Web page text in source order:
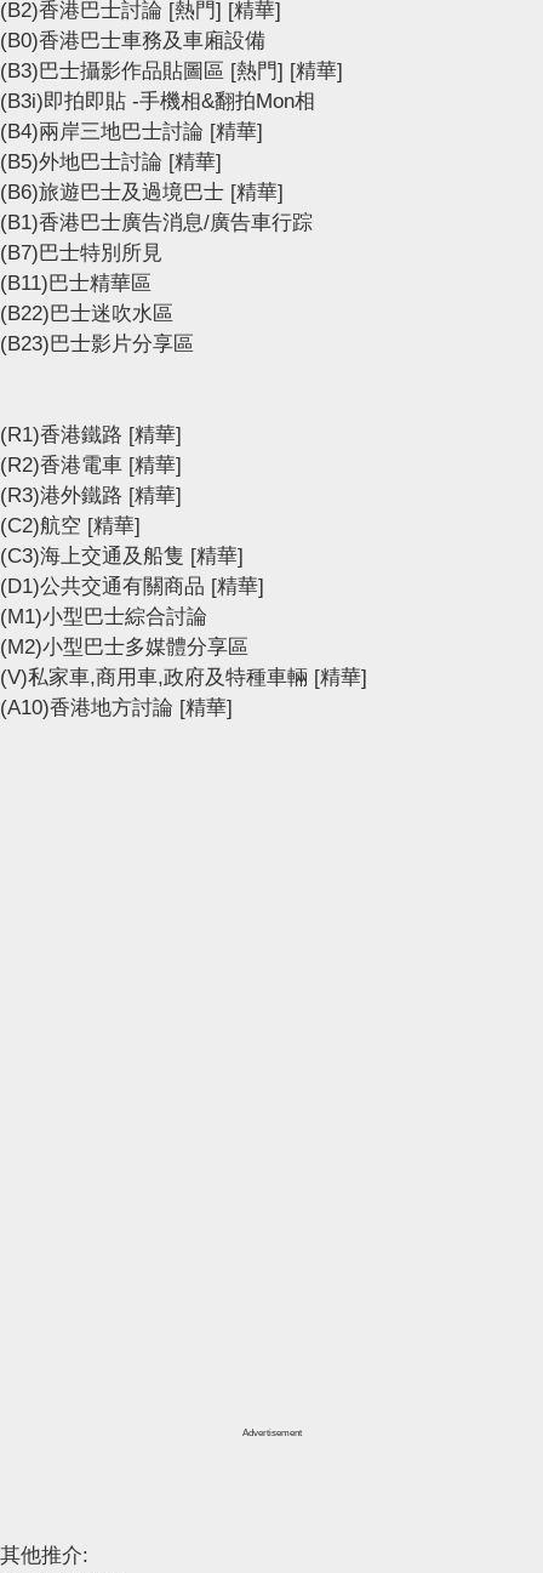
(B2)香港巴士討論 [熱門] [精華]
(B0)香港巴士車務及車廂設備
(B3)巴士攝影作品貼圖區 [熱門] [精華]
(B3i)即拍即貼 -手機相&翻拍Mon相
(B4)兩岸三地巴士討論 [精華]
(B5)外地巴士討論 [精華]
(B6)旅遊巴士及過境巴士 [精華]
(B1)香港巴士廣告消息/廣告車行踪
(B7)巴士特別所見
(B11)巴士精華區
(B22)巴士迷吹水區
(B23)巴士影片分享區
(R1)香港鐵路 [精華]
(R2)香港電車 [精華]
(R3)港外鐵路 [精華]
(C2)航空 [精華]
(C3)海上交通及船隻 [精華]
(D1)公共交通有關商品 [精華]
(M1)小型巴士綜合討論
(M2)小型巴士多媒體分享區
(V)私家車,商用車,政府及特種車輛 [精華]
(A10)香港地方討論 [精華]
Advertisement
其他推介: